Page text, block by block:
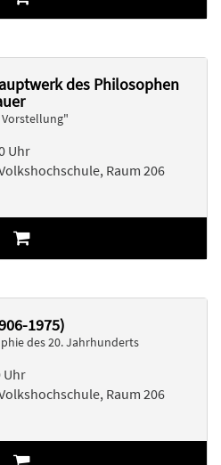
des Philosophen
Vorstellung"
Uhr
Raum 206
1975)
des 20. Jahrhunderts
Uhr
Raum 206